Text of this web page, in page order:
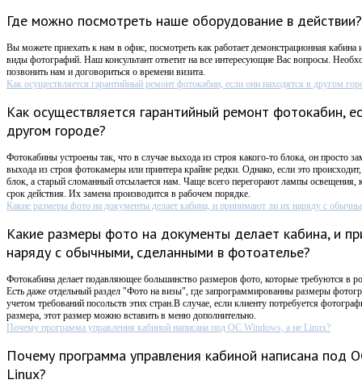
Где можно посмотреть наше оборудование в действии?
Вы можете приехать к нам в офис, посмотреть как работает демонстрационная кабина
виды фотографий. Наш консультант ответит на все интересующие Вас вопросы.
позвонить нам и договориться о времени визита.
Как осуществляется гарантийный ремонт фотокабин, если они находятся в другом
Как осуществляется гарантийный ремонт фотокабин,
другом городе?
Фотокабины устроены так, что в случае выхода из строя какого-то блока, он просто
выхода из строя фотокамеры или принтера крайне редки. Однако, если это
блок, а старый сломанный отсылается нам. Чаще всего перегорают лампы освещения,
срок действия. Их замена производится в рабочем порядке.
Какие размеры фото на документы делает кабина, и принимают ли их наряду с
Какие размеры фото на документы делает кабина, и
наряду с обычными, сделанными в фотоателье?
Фотокабина делает подавляющее большинство размеров фото, которые требуются в
Есть даже отдельный раздел "Фото на визы", где запрограммированны размеры
учетом требований посольств этих стран.В случае, если клиенту потребуется
размера, этот размер можно вставить в меню дополнительно.
Почему программа управления кабиной написана под ОС Windows, а не Linux?
Почему программа управления кабиной написана под
Linux?